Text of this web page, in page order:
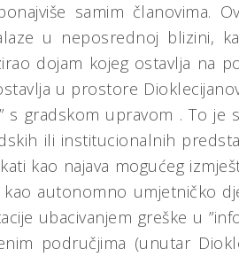
samim članovima.
u neposrednoj blizini,
dojam kojeg ostavlja na
u prostore
s gradskom upravom . To je
ili institucionalnih
kao najava mogućeg
kao autonomno umjetničko
ubacivanjem greške u
područjima (unutar